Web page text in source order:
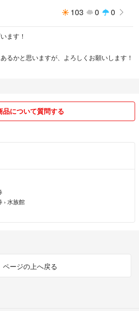
103 0 0
ます！
るかと思いますが、よろしくお願いします！
品について質問する
› 水族館
ページの上へ戻る